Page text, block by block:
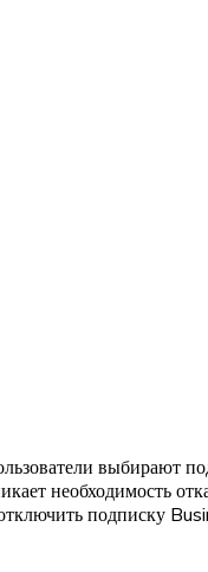
выбирают
необходимость
подписку